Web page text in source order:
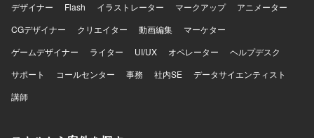
デザイナー
Flash イラストレーター マークアップ
アニメーター
CGデザイナー
クリエイター 動画編集
マーケター
ゲームデザイナー
ライター UI/UX オペレーター
ヘルプデスク
サポート
コールセンター 事務 社内SE
データサイエンティスト
講師